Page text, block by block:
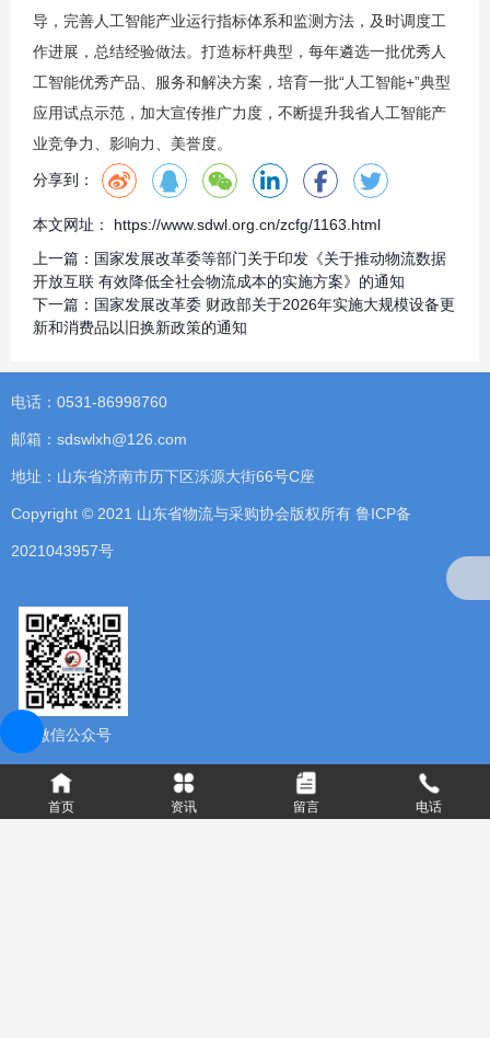
导，完善人工智能产业运行指标体系和监测方法，及时调度工
作进展，总结经验做法。打造标杆典型，每年遴选一批优秀人
工智能优秀产品、服务和解决方案，培育一批“人工智能+”典型
应用试点示范，加大宣传推广力度，不断提升我省人工智能产
业竞争力、影响力、美誉度。
分享到：
本文网址： https://www.sdwl.org.cn/zcfg/1163.html
上一篇： 国家发展改革委等部门关于印发《关于推动物流数据
开放互联 有效降低全社会物流成本的实施方案》的通知
下一篇： 国家发展改革委 财政部关于2026年实施大规模设备更
新和消费品以旧换新政策的通知
电话：0531-86998760
邮箱：sdswlxh@126.com
地址：山东省济南市历下区泺源大街66号C座
Copyright © 2021 山东省物流与采购协会版权所有 鲁ICP备
2021043957号
微信公众号
首页 资讯 留言 电话